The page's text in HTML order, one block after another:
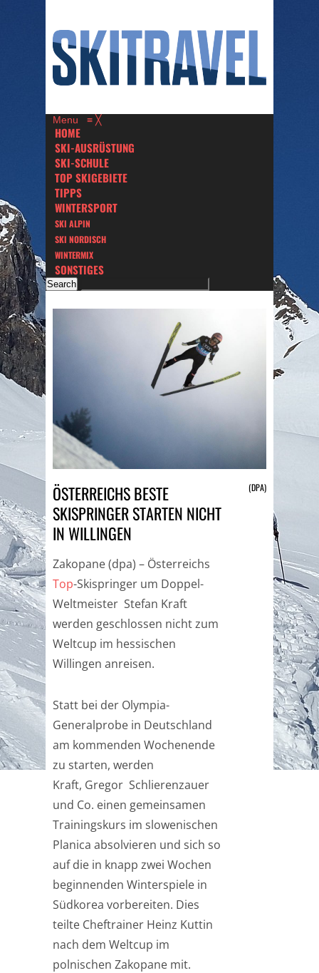
Menu ≡ ╳
HOME
SKI-AUSRÜSTUNG
SKI-SCHULE
TOP SKIGEBIETE
TIPPS
WINTERSPORT
SKI ALPIN
SKI NORDISCH
WINTERMIX
SONSTIGES
ÖSTERREICHS BESTE
SKISPRINGER STARTEN NICHT
IN WILLINGEN
(DPA)
Zakopane (dpa) – Österreichs
Top-Skispringer um Doppel-
Weltmeister Stefan Kraft
werden geschlossen nicht zum
Weltcup im hessischen
Willingen anreisen.
Statt bei der Olympia-
Generalprobe in Deutschland
am kommenden Wochenende
zu starten, werden
Kraft, Gregor Schlierenzauer
und Co. einen gemeinsamen
Trainingskurs im slowenischen
Planica absolvieren und sich so
auf die in knapp zwei Wochen
beginnenden Winterspiele in
Südkorea vorbereiten. Dies
teilte Cheftrainer Heinz Kuttin
nach dem Weltcup im
polnischen Zakopane mit.